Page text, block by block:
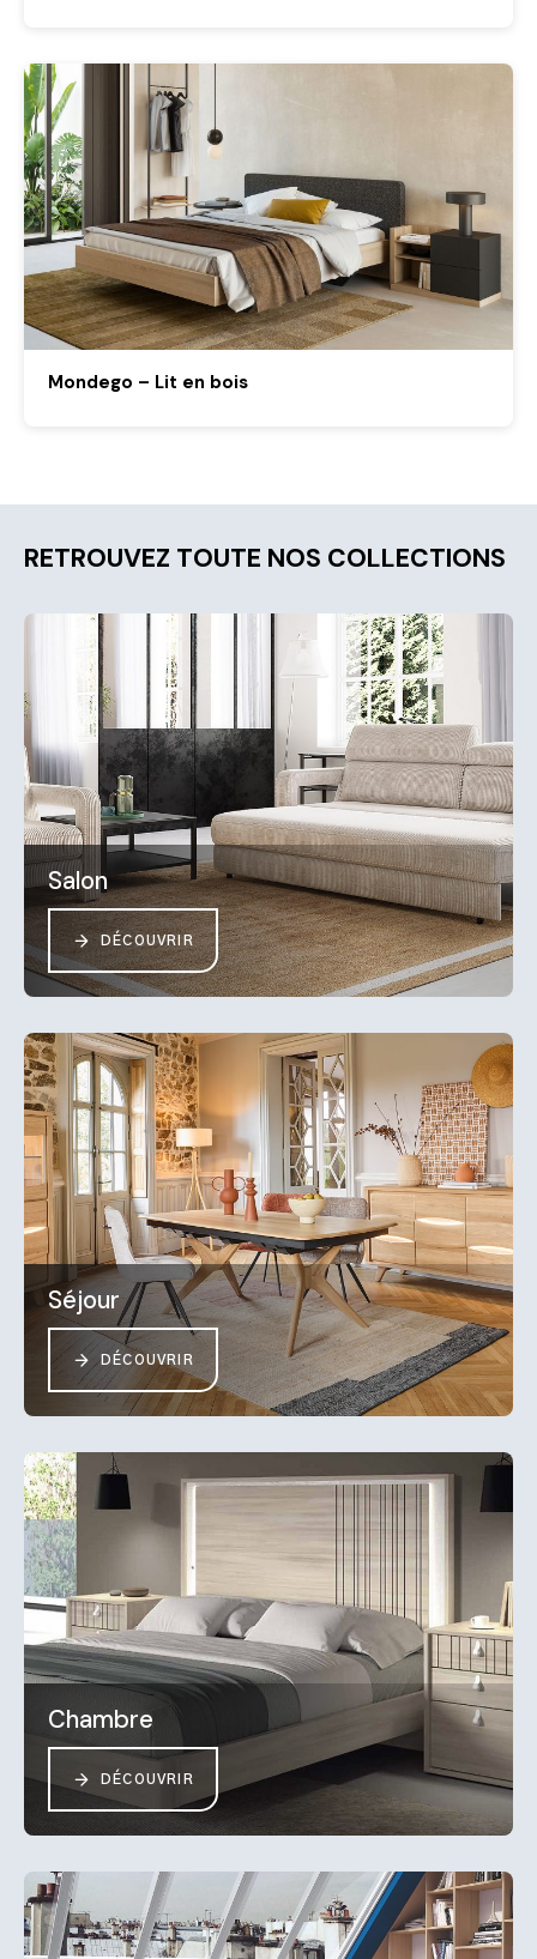
Mondego – Lit en bois
RETROUVEZ TOUTE NOS COLLECTIONS
Salon
DÉCOUVRIR
Séjour
DÉCOUVRIR
Chambre
DÉCOUVRIR